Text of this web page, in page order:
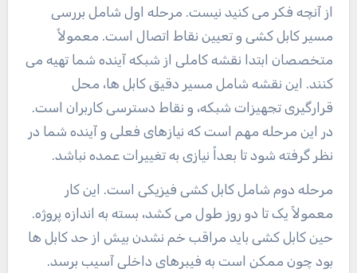
از آنچه فکر می کنید نیست. مرحله اول شامل بررسی
مسیر کابل کشی و تعیین نقاط اتصال است. معمولاً
متخصصان ابتدا نقشه کاملی از شبکه آینده شما تهیه می
کنند. این نقشه شامل مسیر دقیق کابل ها، محل
قرارگیری تجهیزات شبکه، و نقاط دسترسی کاربران است.
در این مرحله مهم است که نیازهای فعلی و آینده شما در
نظر گرفته شود تا بعداً نیازی به تغییرات عمده نباشد.
مرحله دوم شامل کابل کشی فیزیکی است. این کار
معمولاً یک تا دو روز طول می کشد، بسته به اندازه پروژه.
حین کابل کشی باید مراقب خم نشدن بیش از حد کابل ها
بود چون ممکن است به فیبرهای داخلی آسیب برسد.